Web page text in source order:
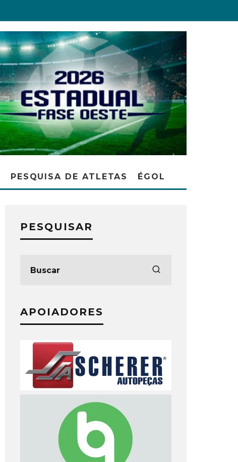
PESQUISA DE ATLETAS ÉGOL
PESQUISAR
APOIADORES